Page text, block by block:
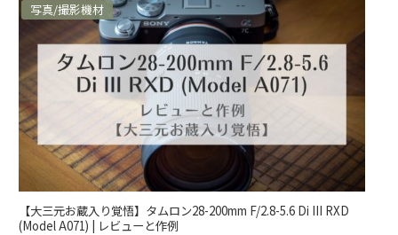
写真/撮影機材
【大三元お蔵入り覚悟】タムロン28-200mm F/2.8-5.6 Di III RXD
(Model A071) | レビューと作例